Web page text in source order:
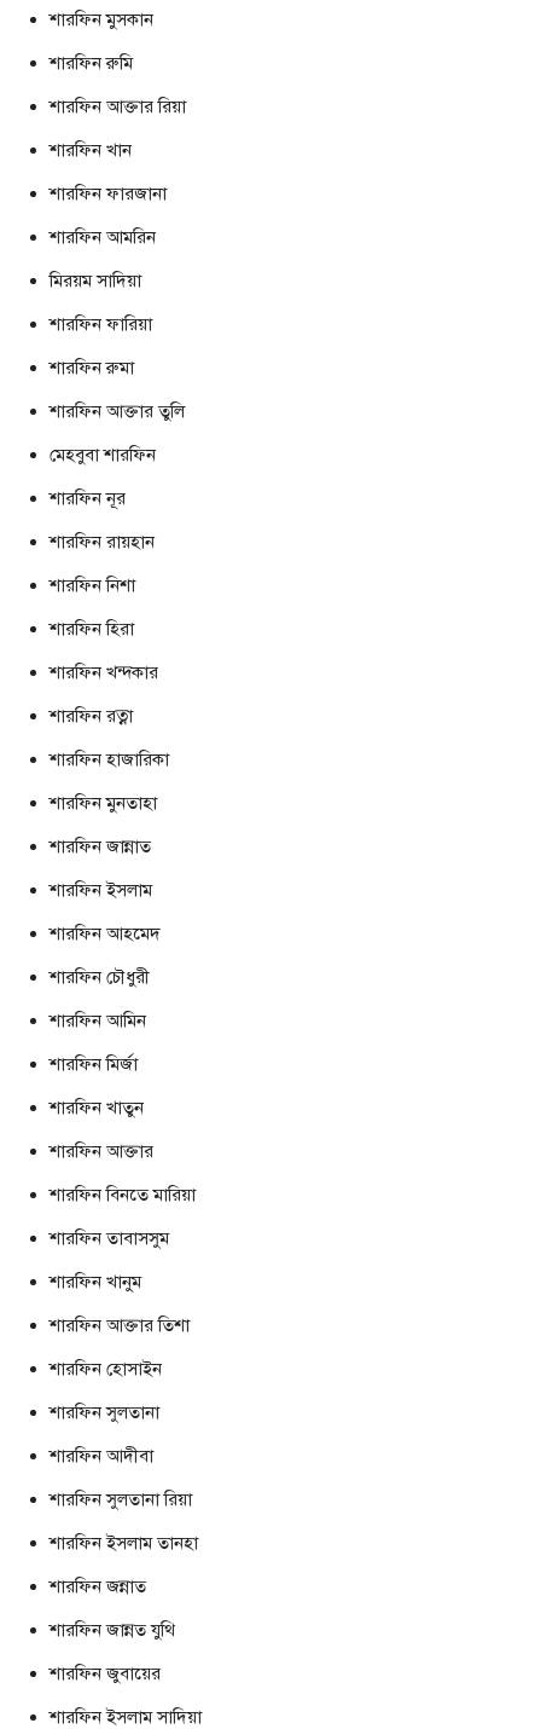
শারফিন মুসকান
শারফিন রুমি
শারফিন আক্তার রিয়া
শারফিন খান
শারফিন ফারজানা
শারফিন আমরিন
মিরয়ম সাদিয়া
শারফিন ফারিয়া
শারফিন রুমা
শারফিন আক্তার তুলি
মেহবুবা শারফিন
শারফিন নূর
শারফিন রায়হান
শারফিন নিশা
শারফিন হিরা
শারফিন খন্দকার
শারফিন রত্না
শারফিন হাজারিকা
শারফিন মুনতাহা
শারফিন জান্নাত
শারফিন ইসলাম
শারফিন আহমেদ
শারফিন চৌধুরী
শারফিন আমিন
শারফিন মির্জা
শারফিন খাতুন
শারফিন আক্তার
শারফিন বিনতে মারিয়া
শারফিন তাবাসসুম
শারফিন খানুম
শারফিন আক্তার তিশা
শারফিন হোসাইন
শারফিন সুলতানা
শারফিন আদীবা
শারফিন সুলতানা রিয়া
শারফিন ইসলাম তানহা
শারফিন জন্নাত
শারফিন জান্নত যুথি
শারফিন জুবায়ের
শারফিন ইসলাম সাদিয়া